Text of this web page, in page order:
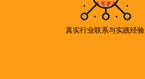
真实行业联系与实践经验